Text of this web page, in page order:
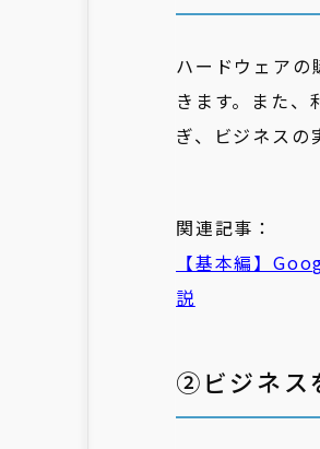
ハードウェアの
きます。また
ぎ、ビジネスの
関連記事：
【基本編】
説
②ビジネス